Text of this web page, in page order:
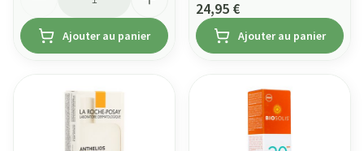
Ajouter au panier
24,95 €
Ajouter au panier